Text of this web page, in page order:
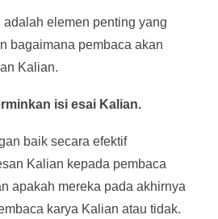
elemen penting yang
bagaimana pembaca akan
Kalian.
isi esai Kalian.
baik secara efektif
Kalian kepada pembaca
apakah mereka pada akhirnya
karya Kalian atau tidak.